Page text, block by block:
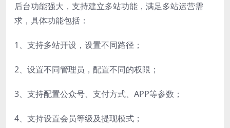
后台功能强大，支持建立多站功能，满足多站运营需
求，具体功能包括：
1、支持多站开设，设置不同路径；
2、设置不同管理员，配置不同的权限；
3、支持配置公众号、支付方式、APP等参数；
4、支持设置会员等级及提现模式；